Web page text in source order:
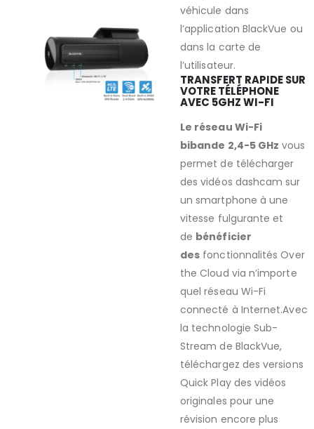
véhicule dans
l’application BlackVue ou
dans la carte de
l’utilisateur.
TRANSFERT RAPIDE SUR
VOTRE TÉLÉPHONE
AVEC 5GHZ WI-FI
Le réseau Wi-Fi
bibande 2,4-5 GHz vous
permet de télécharger
des vidéos dashcam sur
un smartphone à une
vitesse fulgurante et
de bénéficier
des fonctionnalités Over
the Cloud via n’importe
quel réseau Wi-Fi
connecté à Internet.Avec
la technologie Sub-
Stream de BlackVue,
téléchargez des versions
Quick Play des vidéos
originales pour une
révision encore plus